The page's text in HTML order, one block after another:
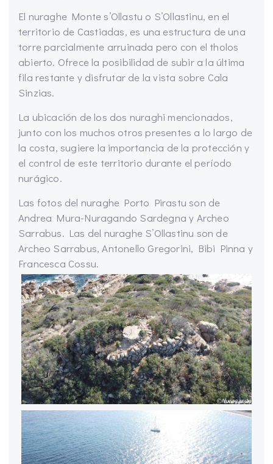
El nuraghe Monte s’Ollastu o S’Ollastinu, en el
territorio de Castiadas, es una estructura de una
torre parcialmente arruinada pero con el tholos
abierto. Ofrece la posibilidad de subir a la última
fila restante y disfrutar de la vista sobre Cala
Sinzias.
La ubicación de los dos nuraghi mencionados,
junto con los muchos otros presentes a lo largo de
la costa, sugiere la importancia de la protección y
el control de este territorio durante el período
nurágico.
Las fotos del nuraghe Porto Pirastu son de
Andrea Mura-Nuragando Sardegna y Archeo
Sarrabus. Las del nuraghe S’Ollastinu son de
Archeo Sarrabus, Antonello Gregorini, Bibi Pinna y
Francesca Cossu.